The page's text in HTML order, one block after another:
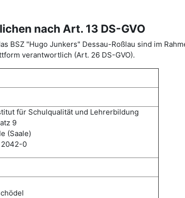
nach Art. 13 DS-GVO
BSZ "Hugo Junkers" Dessau-Roßlau sind im
verantwortlich (Art. 26 DS-GVO).
für Schulqualität und Lehrerbildung
9
(Saale)
0